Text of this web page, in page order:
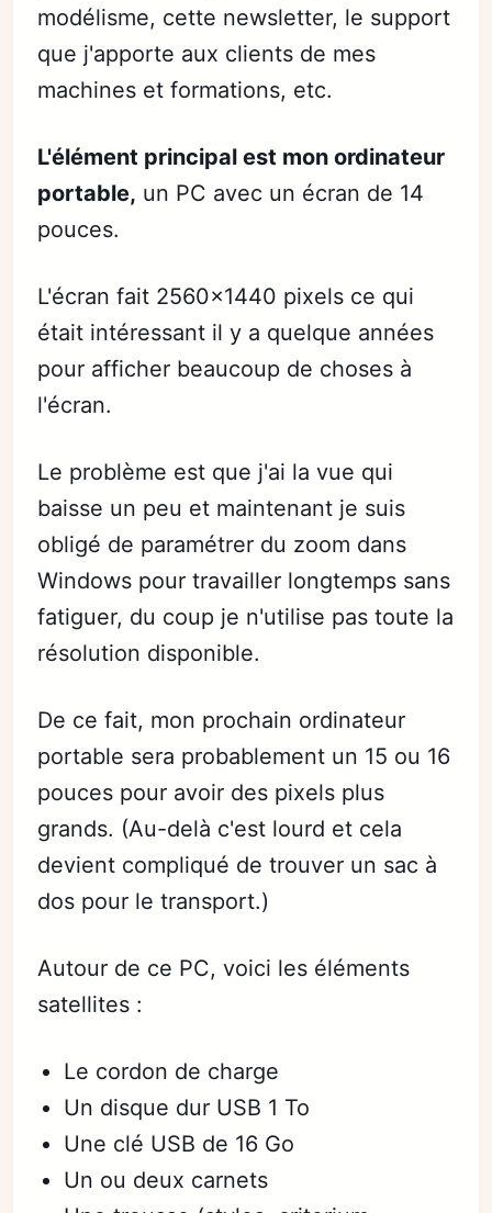
modélisme, cette newsletter, le support
que j'apporte aux clients de mes
machines et formations, etc.
L'élément principal est mon ordinateur
portable, un PC avec un écran de 14
pouces.
L'écran fait 2560x1440 pixels ce qui
était intéressant il y a quelque années
pour afficher beaucoup de choses à
l'écran.
Le problème est que j'ai la vue qui
baisse un peu et maintenant je suis
obligé de paramétrer du zoom dans
Windows pour travailler longtemps sans
fatiguer, du coup je n'utilise pas toute la
résolution disponible.
De ce fait, mon prochain ordinateur
portable sera probablement un 15 ou 16
pouces pour avoir des pixels plus
grands. (Au-delà c'est lourd et cela
devient compliqué de trouver un sac à
dos pour le transport.)
Autour de ce PC, voici les éléments
satellites :
Le cordon de charge
Un disque dur USB 1 To
Une clé USB de 16 Go
Un ou deux carnets